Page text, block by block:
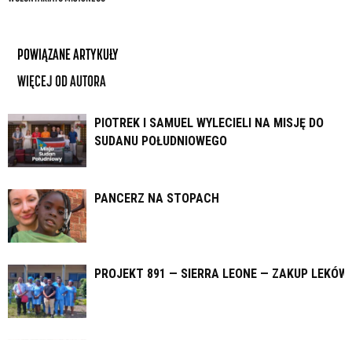
POWIĄZANE ARTYKUŁY
WIĘCEJ OD AUTORA
PIOTREK I SAMUEL WYLECIELI NA MISJĘ DO
SUDANU POŁUDNIOWEGO
PANCERZ NA STOPACH
PROJEKT 891 — SIERRA LEONE — ZAKUP LEKÓW